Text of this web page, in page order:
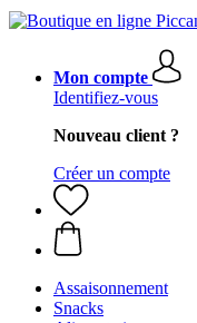
Mon compte
Identifiez-vous
Nouveau client ?
Créer un compte
Assaisonnement
Snacks